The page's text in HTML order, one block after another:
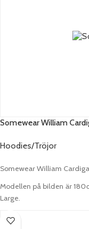
Somewear William
Hoodies/Tröjor
Somewear William
Modellen på bilden är
Large.
Somewear –